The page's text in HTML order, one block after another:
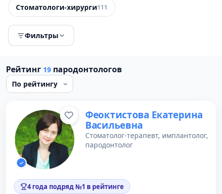
Стоматологи-хирурги111
Фильтры
Рейтинг 19 пародонтологов
Феоктистова Екатерина
Васильевна
Стоматолог-терапевт, имплантолог,
пародонтолог
4 года подряд №1 в рейтинге